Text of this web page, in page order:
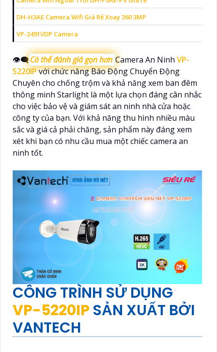
DH-H3AE Camera Wifi Giá Rẻ Xoay 360 3MP
VP-2491VDP Camera
👁️‍🗨Có thể đánh giá gọn hơn Camera An Ninh VP-
5220IPvới chức năng Báo Động Chuyển Động
Chuyên cho chống trộm và khả năng xem ban đêm
thông minh Starlight là một lựa chọn đáng cân nhắc
cho việc bảo vệ và giám sát an ninh nhà cửa hoặc
công ty của bạn. Với khả năng thu hình nhiều màu
sắc và giá cả phải chăng, sản phẩm này đáng xem
xét khi bạn có nhu cầu mua một chiếc camera an
ninh tốt.
CÔNG TRÌNH SỬ DỤNG
VP-5220IP SẢN XUẤT BỞI
VANTECH